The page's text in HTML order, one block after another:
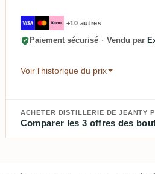
+10 autres
Paiement sécurisé · Vendu par
Voir l'historique du prix
ACHETER DISTILLERIE DE JEANTY
Comparer les 3 offres des